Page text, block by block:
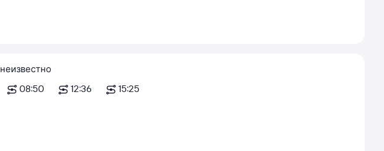
неизвестно
08:50
12:36 15:25